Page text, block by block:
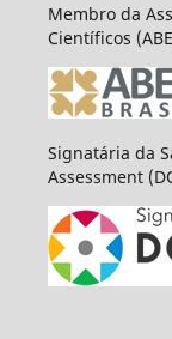
Membro da
Científicos
Signatária da
Assessment